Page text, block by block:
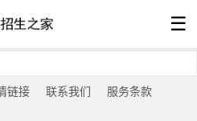
☰
链接 联系我们
服务条款